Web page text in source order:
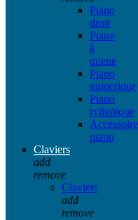
Piano
droit
Piano
à
queue
Piano
numerique
Piano
rythmique
piano
Claviers
add
remove
Claviers
add
remove